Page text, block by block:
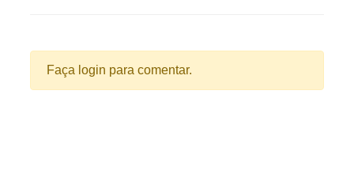
Faça login para comentar.